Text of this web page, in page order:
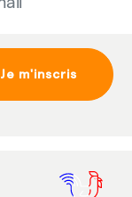
Je m'inscris